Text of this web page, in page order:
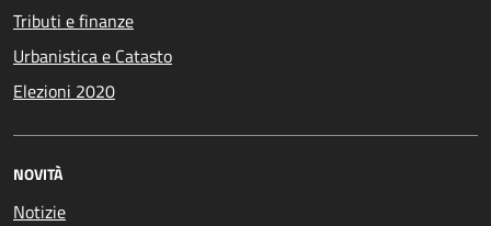
Tributi e finanze
Urbanistica e Catasto
Elezioni 2020
NOVITÀ
Notizie